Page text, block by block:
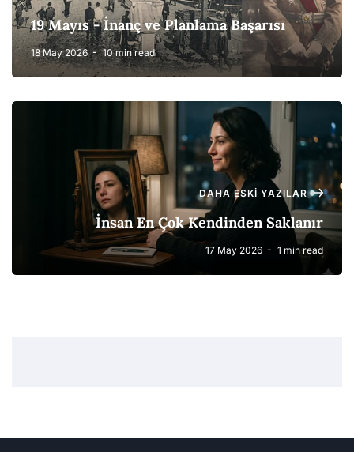
19 Mayıs - İnanç ve Planlama Başarısı
18 May 2026 10 min read
DAHA ESKI YAZILAR
İnsan En Çok Kendinden Saklanır
17 May 2026 1 min read